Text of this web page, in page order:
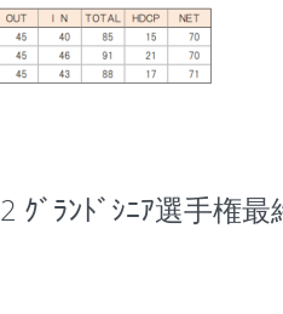
ｸﾞﾗﾝﾄﾞｼﾆｱ選手権最